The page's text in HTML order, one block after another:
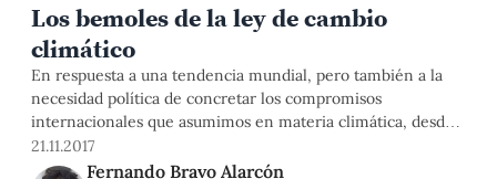
Los bemoles de la ley de cambio
climático
En respuesta a una tendencia mundial, pero también a la
necesidad política de concretar los compromisos
internacionales que asumimos en materia climática, desde
hace cuatro años el Congreso de la República viene
intentando aprobar, fallidamente, una norma que regule la
21.11.2017
Fernando Bravo Alarcón